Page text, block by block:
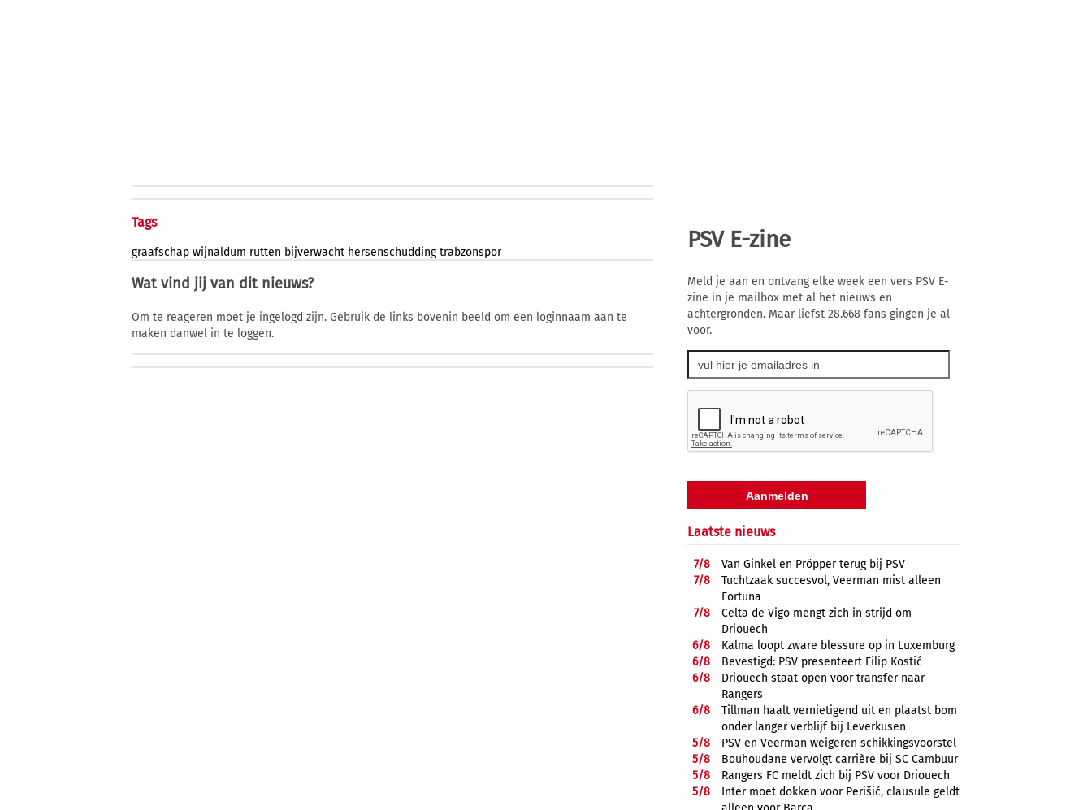
Tags
graafschap wijnaldum rutten bijverwacht hersenschudding trabzonspor
Wat vind jij van dit nieuws?
Om te reageren moet je ingelogd zijn. Gebruik de links bovenin beeld om een loginnaam aan te
maken danwel in te loggen.
PSV E-zine
Meld je aan en ontvang elke week een vers PSV E-
zine in je mailbox met al het nieuws en
achtergronden. Maar liefst 28.668 fans gingen je al
voor.
Laatste nieuws
7/8
Van Ginkel en Pröpper terug bij PSV
7/8
Tuchtzaak succesvol, Veerman mist alleen
Fortuna
7/8
Celta de Vigo mengt zich in strijd om
Driouech
6/8
Kalma loopt zware blessure op in Luxemburg
6/8
Bevestigd: PSV presenteert Filip Kostić
6/8
Driouech staat open voor transfer naar
Rangers
6/8
Tillman haalt vernietigend uit en plaatst bom
onder langer verblijf bij Leverkusen
5/8
PSV en Veerman weigeren schikkingsvoorstel
5/8
Bouhoudane vervolgt carrière bij SC Cambuur
5/8
Rangers FC meldt zich bij PSV voor Driouech
5/8
Inter moet dokken voor Perišić, clausule geldt